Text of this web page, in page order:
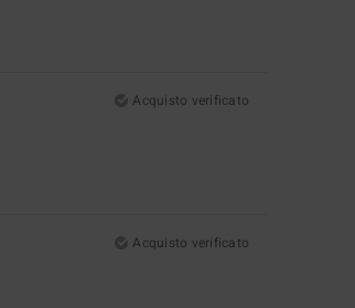
Acquisto verificato
Acquisto verificato